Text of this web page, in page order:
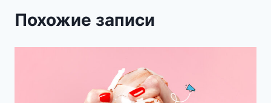
Похожие записи